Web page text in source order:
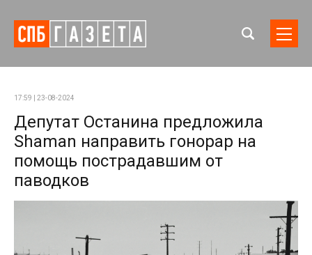
17:59 | 23-08-2024
Депутат Останина предложила
Shaman направить гонорар на
помощь пострадавшим от
паводков